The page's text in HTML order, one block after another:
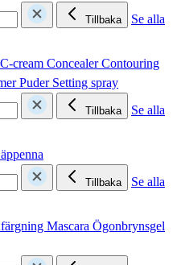
Tillbaka
Se alla
cream ConcealerContouring
Puder Setting spray
Tillbaka
Se alla
Tillbaka
Se alla
Mascara Ögonbrynsgel